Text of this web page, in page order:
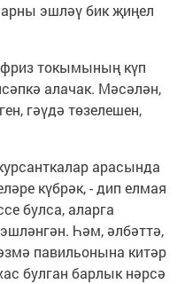
эшләү бик җиңел
фриз токымының күп
алачак. Мәсәлән,
гәүдә төзелешен,
арасында
күбрәк, - дип елмая
булса, аларга
Һәм, әлбәттә,
павильонына китәр
булган барлык нәрсә